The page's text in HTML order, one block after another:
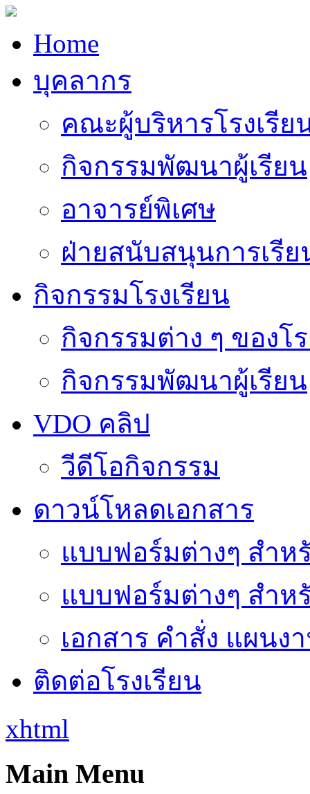
Home
บุคลากร
คณะผู้บริหารโรงเรีย
กิจกรรมพัฒนาผู้เรียน
อาจารย์พิเศษ
ฝ่ายสนับสนุนการเรี
กิจกรรมโรงเรียน
กิจกรรมต่าง ๆ ของโ
กิจกรรมพัฒนาผู้เรียน
VDO คลิป
วีดีโอกิจกรรม
ดาวน์โหลดเอกสาร
แบบฟอร์มต่างๆ สำห
แบบฟอร์มต่างๆ สำห
เอกสาร คำสั่ง แผนง
ติดต่อโรงเรียน
xhtml
Main Menu